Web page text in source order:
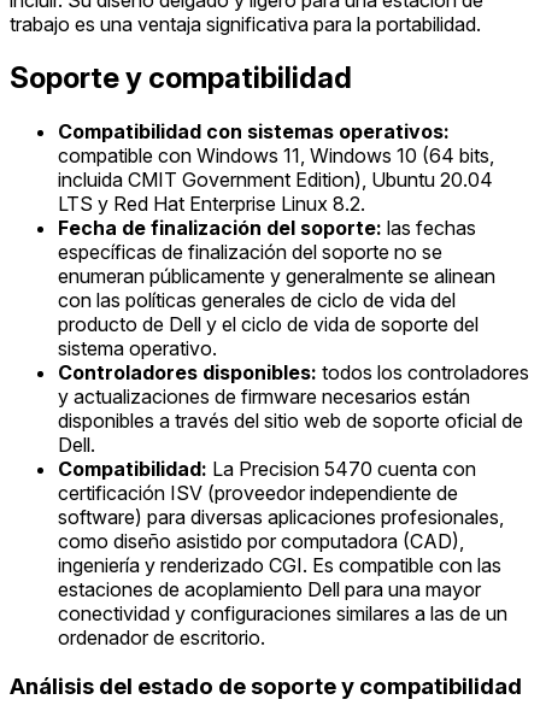
trabajo es una ventaja significativa para la portabilidad.
Soporte y compatibilidad
Compatibilidad con sistemas operativos:
compatible con Windows 11, Windows 10 (64 bits,
incluida CMIT Government Edition), Ubuntu 20.04
LTS y Red Hat Enterprise Linux 8.2.
Fecha de finalización del soporte: las fechas
específicas de finalización del soporte no se
enumeran públicamente y generalmente se alinean
con las políticas generales de ciclo de vida del
producto de Dell y el ciclo de vida de soporte del
sistema operativo.
Controladores disponibles: todos los controladores
y actualizaciones de firmware necesarios están
disponibles a través del sitio web de soporte oficial de
Dell.
Compatibilidad: La Precision 5470 cuenta con
certificación ISV (proveedor independiente de
software) para diversas aplicaciones profesionales,
como diseño asistido por computadora (CAD),
ingeniería y renderizado CGI. Es compatible con las
estaciones de acoplamiento Dell para una mayor
conectividad y configuraciones similares a las de un
ordenador de escritorio.
Análisis del estado de soporte y compatibilidad